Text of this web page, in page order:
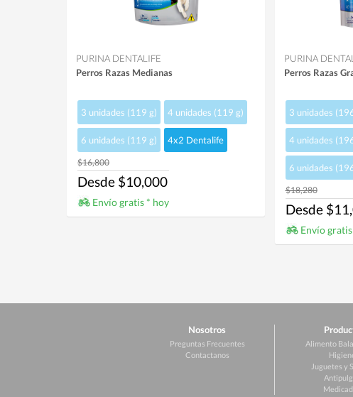
PURINA DENTALIFE
Perros Razas Medianas
3 unidades (119 g) 4 unidades (119 g)
6 unidades (119 g) 4x2 Dentalife
$16,800
Desde $10,000
Envío gratis * hoy
PURINA
Perros Razas
3 unidades
4 unidades
6 unidades
$18,280
Desde
Envío
Nosotros
Preguntas Frecuentes
Contactanos
Alimento
Juguetes y